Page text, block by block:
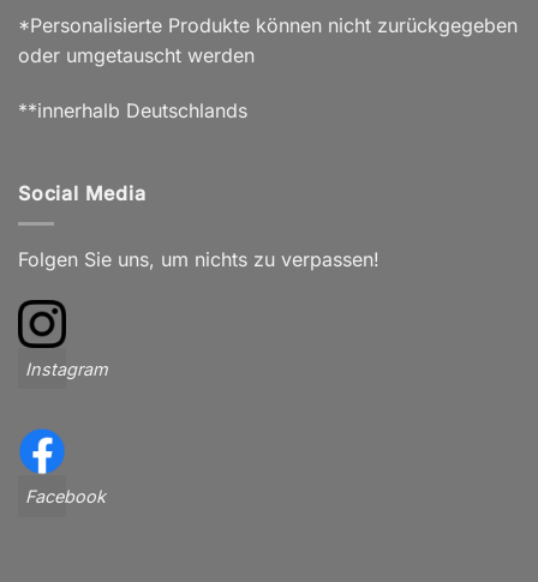
*Personalisierte Produkte können nicht zurückgegeben
oder umgetauscht werden
**innerhalb Deutschlands
Social Media
Folgen Sie uns, um nichts zu verpassen!
Instagram
Facebook